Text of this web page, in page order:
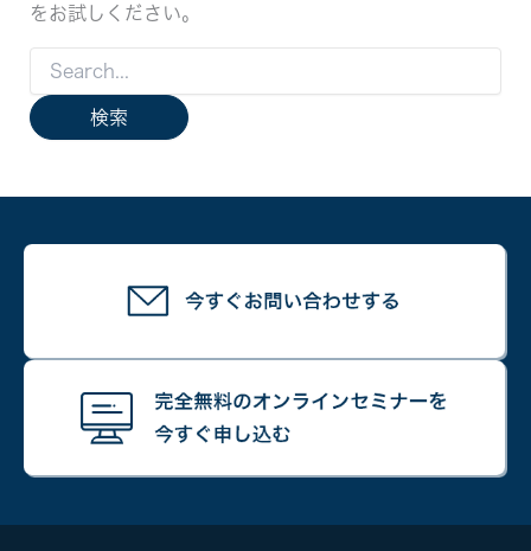
をお試しください。
対
象: